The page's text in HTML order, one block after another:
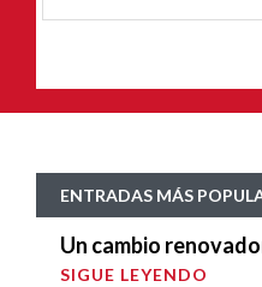
ENTRADAS MÁS
Un cambio
SIGUE LEYENDO